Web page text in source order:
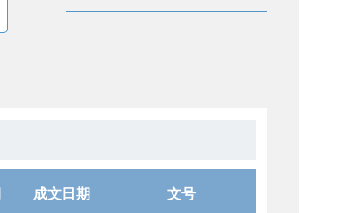
成文日期 文号